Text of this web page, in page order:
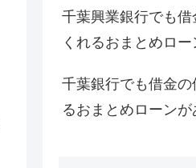
千葉興業銀行でも
くれるおまとめロー
千葉銀行でも借金
るおまとめローンが